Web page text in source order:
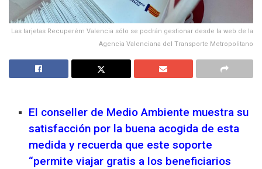
Las tarjetas Recuperém Valencia sólo se podrán gestionar desde la web de la
Agencia Valenciana del Transporte Metropolitano
El conseller de Medio Ambiente muestra su
satisfacción por la buena acogida de esta
medida y recuerda que este soporte
“permite viajar gratis a los beneficiarios